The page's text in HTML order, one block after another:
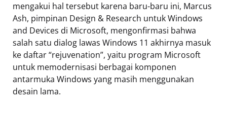
mengakui hal tersebut karena baru-baru ini, Marcus
Ash, pimpinan Design & Research untuk Windows
and Devices di Microsoft, mengonfirmasi bahwa
salah satu dialog lawas Windows 11 akhirnya masuk
ke daftar “rejuvenation”, yaitu program Microsoft
untuk memodernisasi berbagai komponen
antarmuka Windows yang masih menggunakan
desain lama.